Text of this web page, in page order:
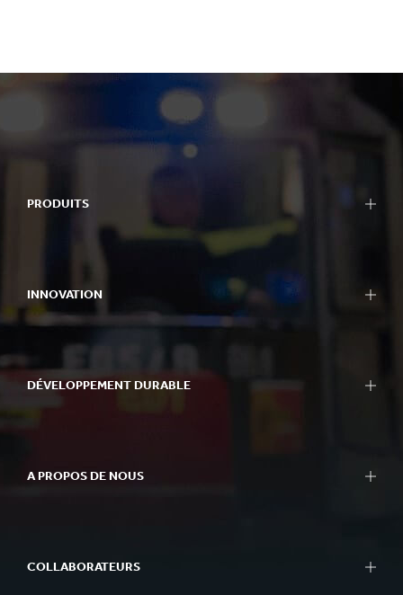
PRODUITS
INNOVATION
DÉVELOPPEMENT DURABLE
A PROPOS DE NOUS
COLLABORATEURS